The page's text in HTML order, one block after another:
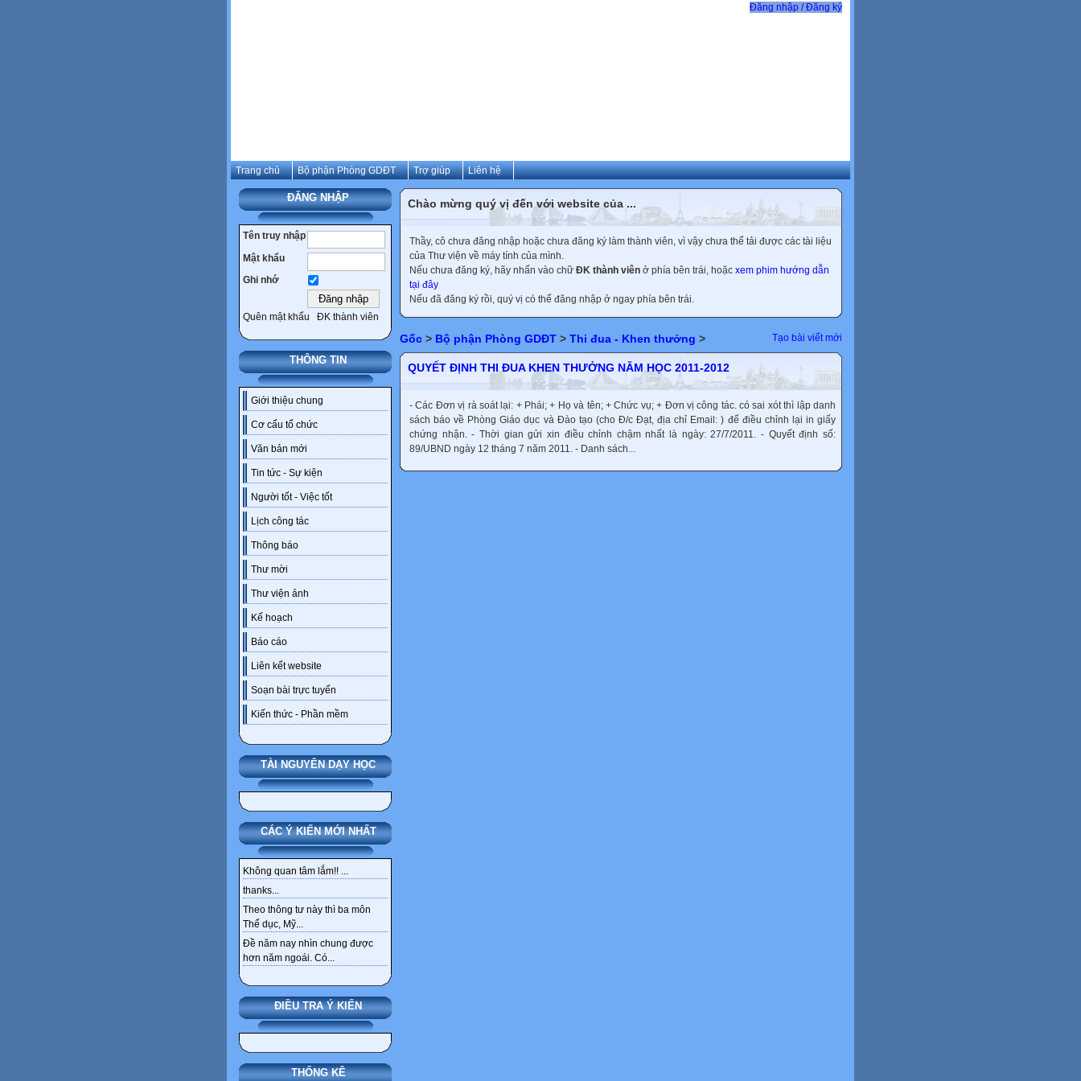
Đăng nhập / Đăng ký
Trang chủ Bộ phận Phòng GDĐT Trợ giúp Liên hệ
ĐĂNG NHẬP
Tên truy nhập
Mật khẩu
Ghi nhớ
Quên mật khẩu ĐK thành viên
THÔNG TIN
Giới thiệu chung
Cơ cấu tổ chức
Văn bản mới
Tin tức - Sự kiện
Người tốt - Việc tốt
Lịch công tác
Thông báo
Thư mời
Thư viện ảnh
Kế hoạch
Báo cáo
Liên kết website
Soạn bài trực tuyến
Kiến thức - Phần mềm
TÀI NGUYÊN DẠY HỌC
CÁC Ý KIẾN MỚI NHẤT
Không quan tâm lắm!! ...
thanks...
Theo thông tư này thì ba môn
Thể dục, Mỹ...
Đề năm nay nhìn chung được
hơn năm ngoái. Có...
ĐIỀU TRA Ý KIẾN
THỐNG KÊ
Chào mừng quý vị đến với website của ...
Thầy, cô chưa đăng nhập hoặc chưa đăng ký làm thành viên, vì vậy chưa thể tải được các tài liệu
của Thư viện về máy tính của mình.
Nếu chưa đăng ký, hãy nhấn vào chữ ĐK thành viên ở phía bên trái, hoặc xem phim hướng dẫn
tại đây
Nếu đã đăng ký rồi, quý vị có thể đăng nhập ở ngay phía bên trái.
Gốc > Bộ phận Phòng GDĐT > Thi đua - Khen thưởng > Tạo bài viết mới
QUYẾT ĐỊNH THI ĐUA KHEN THƯỞNG NĂM HỌC 2011-2012
- Các Đơn vị rà soát lại: + Phái; + Họ và tên; + Chức vụ; + Đơn vị công tác. có sai xót thì lập danh
sách báo về Phòng Giáo dục và Đào tạo (cho Đ/c Đạt, địa chỉ Email: ) để điều chỉnh lại in giấy
chứng nhận. - Thời gian gửi xin điều chỉnh chậm nhất là ngày: 27/7/2011. - Quyết định số:
89/UBND ngày 12 tháng 7 năm 2011. - Danh sách...